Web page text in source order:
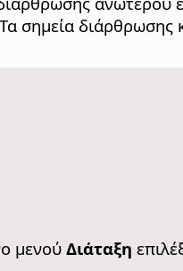
Τα σημεία διάρθρωσης
μενού Διάταξη